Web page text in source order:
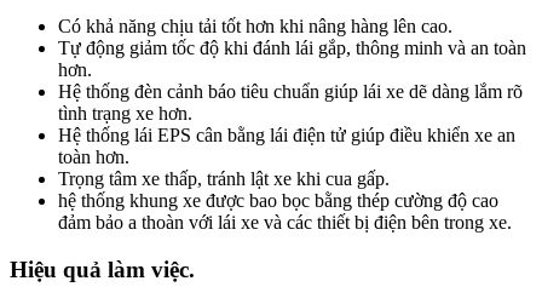
Có khả năng chịu tải tốt hơn khi nâng hàng lên cao.
Tự động giảm tốc độ khi đánh lái gắp, thông minh và an toàn
hơn.
Hệ thống đèn cảnh báo tiêu chuẩn giúp lái xe dẽ dàng lắm rõ
tình trạng xe hơn.
Hệ thống lái EPS cân bằng lái điện tử giúp điều khiển xe an
toàn hơn.
Trọng tâm xe thấp, tránh lật xe khi cua gấp.
hệ thống khung xe được bao bọc bằng thép cường độ cao
đảm bảo a thoàn với lái xe và các thiết bị điện bên trong xe.
Hiệu quả làm việc.